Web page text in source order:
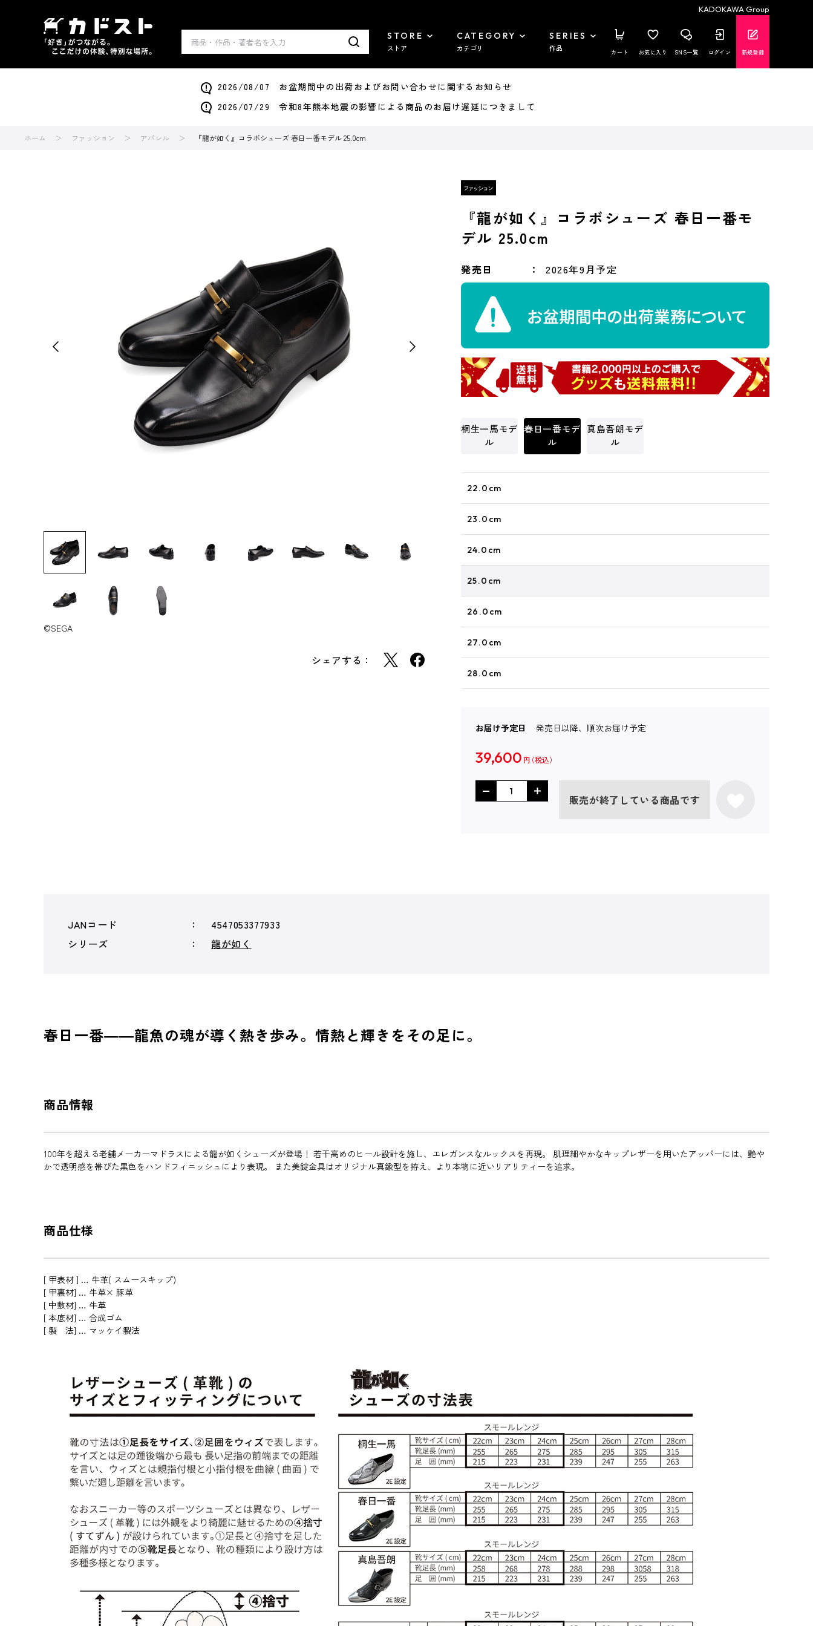
KADOKAWA Group
STORE
ストア
CATEGORY
カテゴリ
SERIES
作品 カート お気に入り SNS一覧 ログイン 新規登録
2026/08/07 お盆期間中の出荷およびお問い合わせに関するお知らせ
2026/07/29 令和8年熊本地震の影響による商品のお届け遅延につきまして
ホーム ファッション アパレル 『龍が如く』コラボシューズ 春日一番モデル 25.0cm
©SEGA
シェアする：
『龍が如く』コラボシューズ 春日一番モ
デル 25.0cm
発売日 2026年9月予定
桐生一馬モデ
ル
春日一番モデ
ル
真島吾朗モデ
ル
22.0cm
23.0cm
24.0cm
25.0cm
26.0cm
27.0cm
28.0cm
お届け予定日 発売日以降、順次お届け予定
39,600 円
販売が終了している商品です
JANコード
4547053377933
シリーズ
龍が如く
春日一番――龍魚の魂が導く熱き歩み。情熱と輝きをその足に。
商品情報
100年を超える老舗メーカーマドラスによる龍が如くシューズが登場！ 若干高めのヒール設計を施し、エレガンスなルックスを再現。 肌理細やかなキップレザーを用いたアッパーには、艶や
かで透明感を帯びた黒色をハンドフィニッシュにより表現。 また美錠金具はオリジナル真鍮型を拵え、より本物に近いリアリティーを追求。
商品仕様
[ 甲表材 ] … 牛革( スムースキップ)
[ 甲裏材] … 牛革× 豚革
[ 中敷材] … 牛革
[ 本底材] … 合成ゴム
[ 製 法] … マッケイ製法